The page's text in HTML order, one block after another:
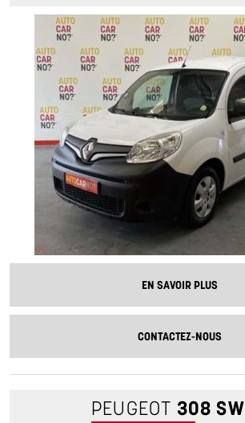
EN SAVOIR PLUS
CONTACTEZ-NOUS
PEUGEOT 308 SW